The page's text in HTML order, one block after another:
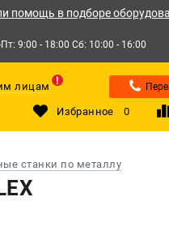
помощь в подборе
9:00 - 18:00 Сб: 10:00 - 16:00
лицам
Избранное 0
станки по металлу